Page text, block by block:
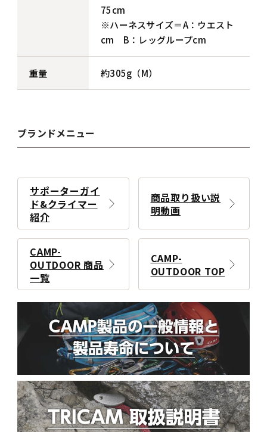
75cm
※ハーネスサイズ＝A：ウエスト
cm B：レッグループcm
重量 約305g（M）
ブランドメニュー
サポーターガイ
ド&クライマー
紹介
商品取り扱い説
明動画
CAMP-
OUTDOOR 商品
一覧
CAMP-
OUTDOOR TOP